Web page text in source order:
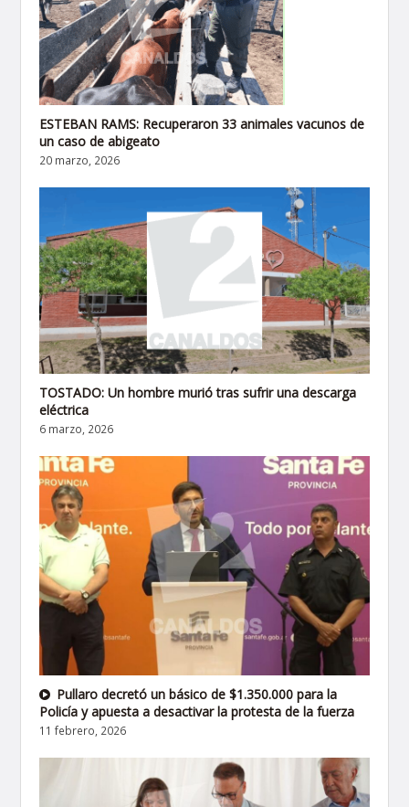
ESTEBAN RAMS: Recuperaron 33 animales vacunos de
un caso de abigeato
20 marzo, 2026
TOSTADO: Un hombre murió tras sufrir una descarga
eléctrica
6 marzo, 2026
Pullaro decretó un básico de $1.350.000 para la
Policía y apuesta a desactivar la protesta de la fuerza
11 febrero, 2026